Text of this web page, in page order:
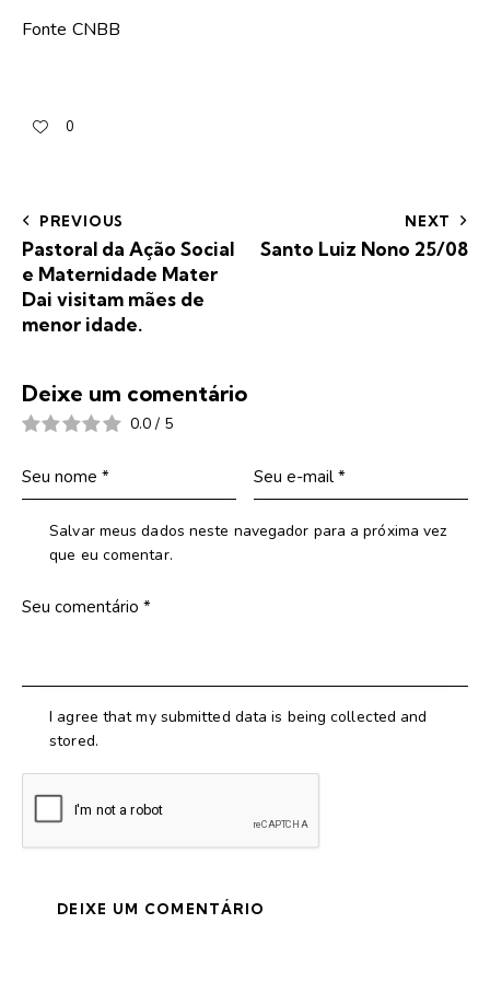
Fonte CNBB
0
PREVIOUS
Pastoral da Ação Social
e Maternidade Mater
Dai visitam mães de
menor idade.
NEXT
Santo Luiz Nono 25/08
Deixe um comentário
0.0 / 5
Salvar meus dados neste navegador para a próxima vez
que eu comentar.
I agree that my submitted data is being collected and
stored.